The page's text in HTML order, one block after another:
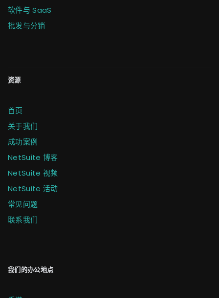
软件与 SaaS
批发与分销
资源
首页
关于我们
成功案例
NetSuite 博客
NetSuite 视频
NetSuite 活动
常见问题
联系我们
我们的办公地点